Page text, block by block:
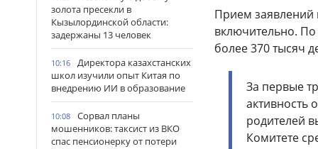
золота пресекли в
Кызылординской области:
задержаны 13 человек
10:16
Директора казахстанских
школ изучили опыт Китая по
внедрению ИИ в образование
10:08
Сорвал планы
мошенников: таксист из ВКО
спас пенсионерку от потери
Прием заявлений
включительно.
более 370 тысяч
За первые
активность
родителей
Комитете